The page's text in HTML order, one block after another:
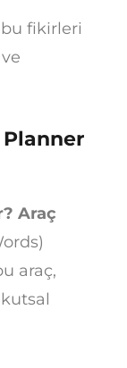
fikirleri
Araç
araç,